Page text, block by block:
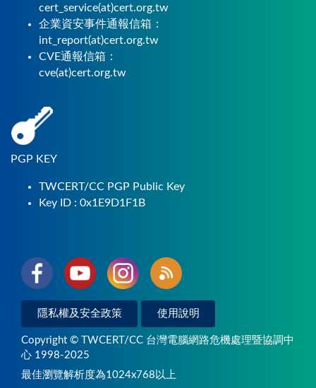
cert_service(at)cert.org.tw
企業資安事件通報信箱：
int_report(at)cert.org.tw
CVE通報信箱：
cve(at)cert.org.tw
PGP KEY
TWCERT/CC PGP Public Key
Key ID : 0x1E9D1F1B
隱私權及安全政策 使用說明
Copyright © TWCERT/CC 台灣電腦網路危機處理暨協調中
心 1998-2025
最佳瀏覽解析度為1024x768以上